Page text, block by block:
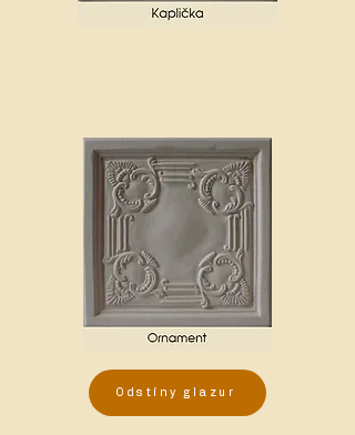
Odstíny glazur